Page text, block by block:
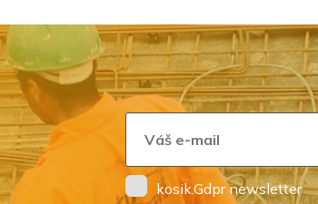
kosik.Gdpr newsletter